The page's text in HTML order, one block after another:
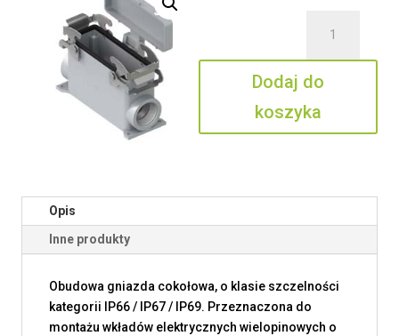
M7AP
24
S232
Dodaj do
koszyka
Opis
Inne produkty
Obudowa gniazda cokołowa, o klasie szczelności
kategorii IP66 / IP67 / IP69. Przeznaczona do
montażu wkładów elektrycznych wielopinowych o